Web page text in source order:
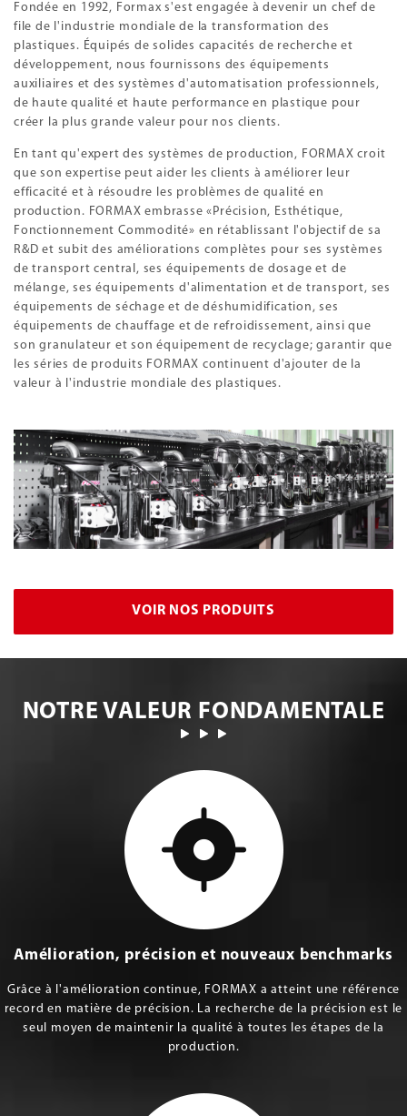
Fondée en 1992, Formax s'est engagée à devenir un chef de
file de l'industrie mondiale de la transformation des
plastiques. Équipés de solides capacités de recherche et
développement, nous fournissons des équipements
auxiliaires et des systèmes d'automatisation professionnels,
de haute qualité et haute performance en plastique pour
créer la plus grande valeur pour nos clients.
En tant qu'expert des systèmes de production, FORMAX croit
que son expertise peut aider les clients à améliorer leur
efficacité et à résoudre les problèmes de qualité en
production. FORMAX embrasse «Précision, Esthétique,
Fonctionnement Commodité» en rétablissant l'objectif de sa
R&D et subit des améliorations complètes pour ses systèmes
de transport central, ses équipements de dosage et de
mélange, ses équipements d'alimentation et de transport, ses
équipements de séchage et de déshumidification, ses
équipements de chauffage et de refroidissement, ainsi que
son granulateur et son équipement de recyclage; garantir que
les séries de produits FORMAX continuent d'ajouter de la
valeur à l'industrie mondiale des plastiques.
VOIR NOS PRODUITS
NOTRE VALEUR FONDAMENTALE
Amélioration, précision et nouveaux benchmarks
Grâce à l'amélioration continue, FORMAX a atteint une référence
record en matière de précision. La recherche de la précision est le
seul moyen de maintenir la qualité à toutes les étapes de la
production.